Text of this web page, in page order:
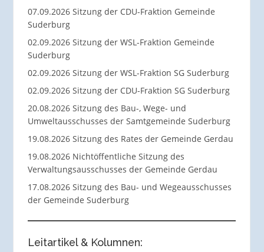
07.09.2026 Sitzung der CDU-Fraktion Gemeinde
Suderburg
02.09.2026 Sitzung der WSL-Fraktion Gemeinde
Suderburg
02.09.2026 Sitzung der WSL-Fraktion SG Suderburg
02.09.2026 Sitzung der CDU-Fraktion SG Suderburg
20.08.2026 Sitzung des Bau-, Wege- und
Umweltausschusses der Samtgemeinde Suderburg
19.08.2026 Sitzung des Rates der Gemeinde Gerdau
19.08.2026 Nichtöffentliche Sitzung des
Verwaltungsausschusses der Gemeinde Gerdau
17.08.2026 Sitzung des Bau- und Wegeausschusses
der Gemeinde Suderburg
Leitartikel & Kolumnen: